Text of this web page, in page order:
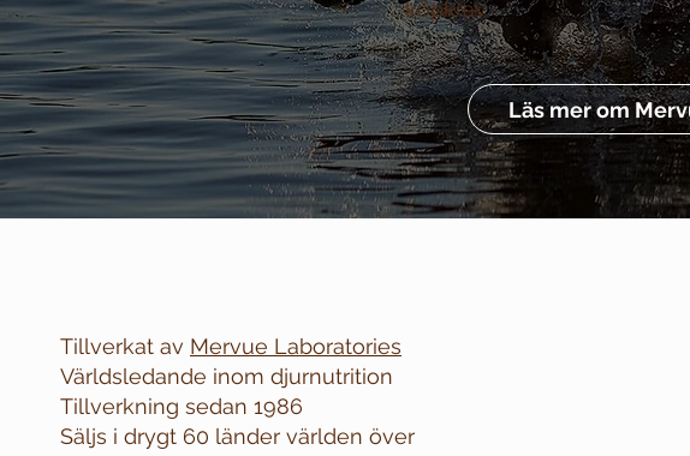
köpkrav
Läs mer om
Tillverkat av Mervue Laboratories
Världsledande inom djurnutrition
Tillverkning sedan 1986
Säljs i drygt 60 länder världen över